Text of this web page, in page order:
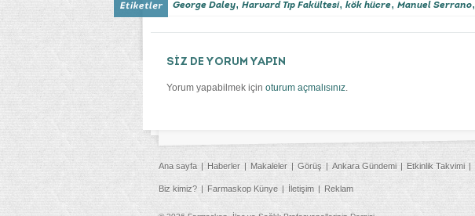
George Daley, Harvard Tıp Fakültesi, kök hücre, Manuel Serrano,
SİZ DE YORUM YAPIN
Yorum yapabilmek için oturum açmalısınız.
Ana sayfa Haberler Makaleler Görüş Ankara Gündemi Etkinlik Takvimi
Biz kimiz? Farmaskop Künye İletişim Reklam